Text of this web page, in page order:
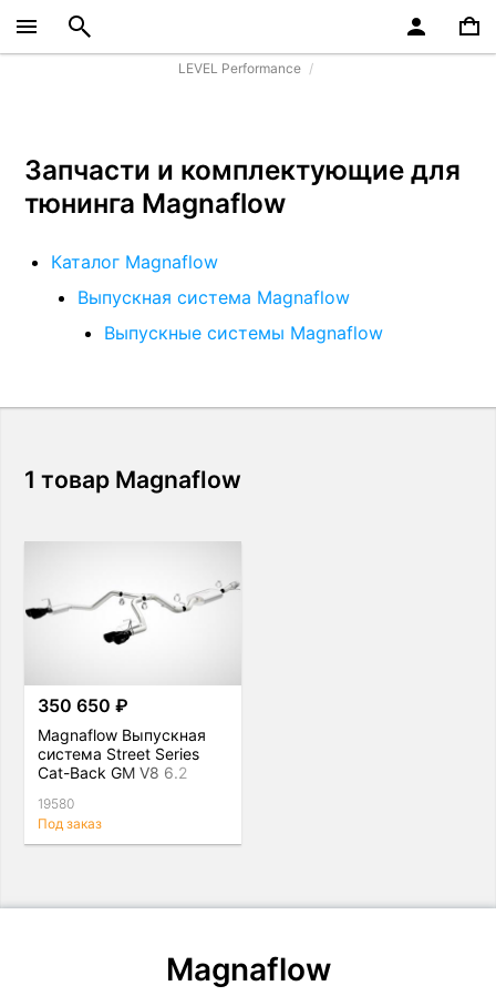
LEVEL Performance
Запчасти и комплектующие для
тюнинга Magnaflow
Каталог Magnaflow
Выпускная система Magnaflow
Выпускные системы Magnaflow
1 товар Magnaflow
350 650 ₽
Magnaflow Выпускная
система Street Series
Cat-Back GM V8 6.2
19580
Под заказ
Magnaflow